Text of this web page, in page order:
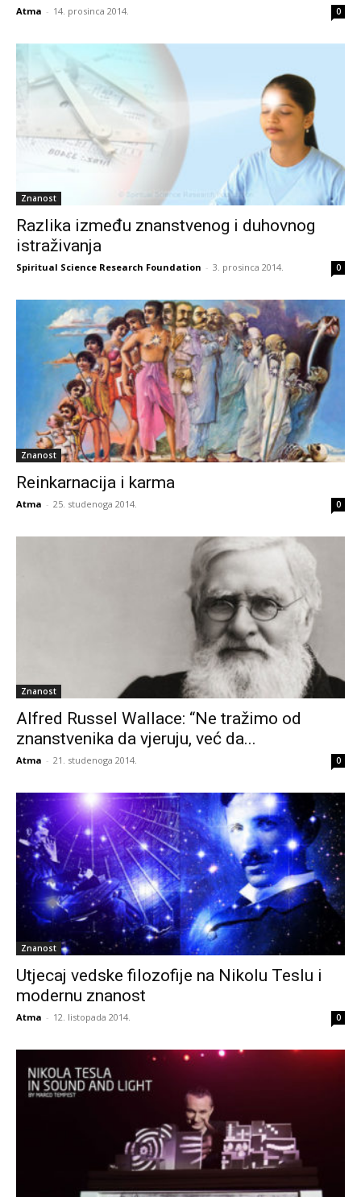
Atma - 14. prosinca 2014. 0
Znanost
Razlika između znanstvenog i duhovnog
istraživanja
Spiritual Science Research Foundation - 3. prosinca 2014. 0
Znanost
Reinkarnacija i karma
Atma - 25. studenoga 2014. 0
Znanost
Alfred Russel Wallace: “Ne tražimo od
znanstvenika da vjeruju, već da...
Atma - 21. studenoga 2014. 0
Znanost
Utjecaj vedske filozofije na Nikolu Teslu i
modernu znanost
Atma - 12. listopada 2014. 0